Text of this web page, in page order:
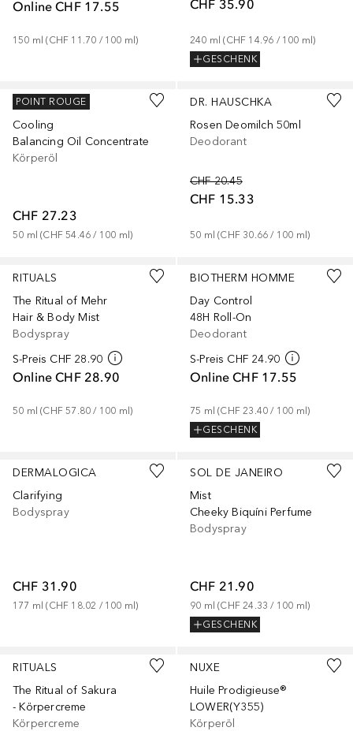
Online CHF 17.55
150 ml (CHF 11.70 / 100 ml)
CHF 35.90
240 ml (CHF 14.96 / 100 ml)
GESCHENK
AVEDA
Cooling
Balancing Oil Concentrate
Körperöl
CHF 27.23
50 ml (CHF 54.46 / 100 ml)
POINT ROUGE
DR. HAUSCHKA
Rosen Deomilch 50ml
Deodorant
CHF 20.45
CHF 15.33
50 ml (CHF 30.66 / 100 ml)
RITUALS
The Ritual of Mehr
Hair & Body Mist
Bodyspray
S-Preis CHF 28.90
Online CHF 28.90
50 ml (CHF 57.80 / 100 ml)
BIOTHERM HOMME
Day Control
48H Roll-On
Deodorant
S-Preis CHF 24.90
Online CHF 17.55
75 ml (CHF 23.40 / 100 ml)
GESCHENK
DERMALOGICA
Clarifying
Bodyspray
CHF 31.90
177 ml (CHF 18.02 / 100 ml)
SOL DE JANEIRO
Mist
Cheeky Biquíni Perfume
Bodyspray
CHF 21.90
90 ml (CHF 24.33 / 100 ml)
GESCHENK
RITUALS
The Ritual of Sakura
- Körpercreme
Körpercreme
NUXE
Huile Prodigieuse®
LOWER(Y355)
Körperöl